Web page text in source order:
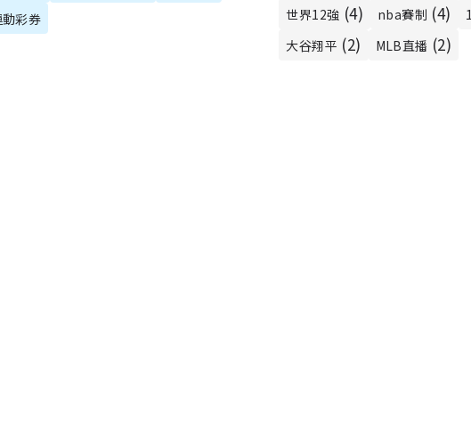
彩券 世界12強 (4) nba賽制 (4)
大谷翔平 (2) MLB直播 (2)